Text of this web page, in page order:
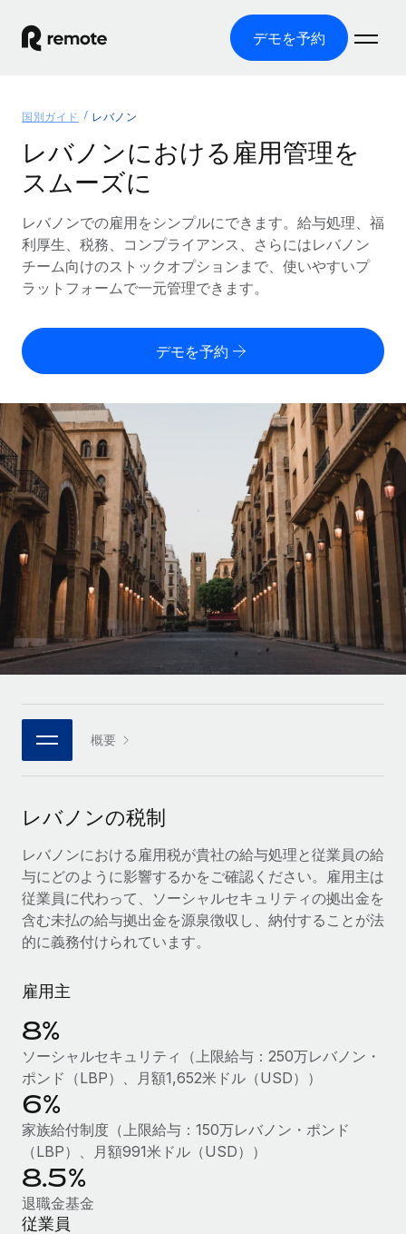
デモを予約
グローバル雇用
グローバル給与処理
コンプライアンス対応の給与処理を手軽に
Employer of Record（EOR）
グローバル展開をコストをかけずに実現
Contractor of Record
世界中の契約社員と法令を遵守して契約
世界中の契約社員をオンボーディングし、管理
PEO
複雑な雇用関連業務を外部委託
インフラ
Remote統合
人事機能をワークフローにシームレスに統合する
プラットフォーム
チームのための人事の基本機能を内蔵
接続 新しい
当社のMCPを使用して、あらゆるAIツールをRemoteに接続
統合
基本的なビジネスツールを活用して業務プロセスを効率化す
専門家に相談
グローバル人事・コンプライアンスの専門サポート
バックグラウンドチェック
Compliance Watchtower
コンプライアンスリスクを先回りして対応
デバイス管理
ITデバイスを世界規模で提供・管理
法人設立
法令順守した法人をスピーディに設立
移住・転勤
従業員の異動をスムーズに
ソリューション
各国の制度に対応
国別ガイド
/国別のグローバル雇用支援を検索する
Remoteを他社と比較
成長の段階
スタートアップ
成長中の企業向けのアジャイルなグローバルHR・給与処理ソ
リューション
ミッドマーケット
カスタマイズされた人事ソリューションでチームを拡大する
企業
大企業向けのグローバルHR
パートナーに登録
戦略的テクノロジーパートナー
グローバルな人事機能を柔軟に自社プラットフォームへ統合
当社とのパートナーシップの可能性を検討する
Remote Build 近日リリース予定
統合とAI自動化に関するコンサルティング
活用事例
リソース
ツールと計算ツール
従業員コスト計算ツール
契約社員の報酬計算ツール
グローバルな契約社員向けに、通貨オプションと支払スピー
ドを確認する
REMOTEで学習
リサーチおよびガイド
活用事例
HR用語集
職務内容ライブラリ
ウェビナー
イベント
ニュースルーム
給与・人材情報
情報センター
サポートを依頼する
ブログ
グローバル給与処理
EORおよびPEO
契約社員管理
ブログを読む
価格
English
Nederlands
Français
Deutsch
Español
Italiano
Português (Portugal)
日本語
한국어
国別ガイド レバノン
レバノンにおける雇用管理を
スムーズに
レバノンでの雇用をシンプルにできます。給与処理、福
利厚生、税務、コンプライアンス、さらにはレバノン
チーム向けのストックオプションまで、使いやすいプ
ラットフォームで一元管理できます。
デモを予約
概要
レバノンの税制
レバノンにおける雇用税が貴社の給与処理と従業員の給
与にどのように影響するかをご確認ください。雇用主は
従業員に代わって、ソーシャルセキュリティの拠出金を
含む未払の給与拠出金を源泉徴収し、納付することが法
的に義務付けられています。
雇用主
8%
ソーシャルセキュリティ（上限給与：250万レバノン・
ポンド（LBP）、月額1,652米ドル（USD））
6%
家族給付制度（上限給与：150万レバノン・ポンド
（LBP）、月額991米ドル（USD））
8.5%
退職金基金
従業員